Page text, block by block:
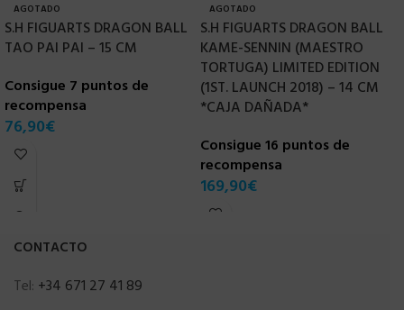
AGOTADO
S.H FIGUARTS DRAGON BALL
TAO PAI PAI – 15 CM
Consigue 7 puntos de
recompensa
76,90€
AGOTADO
S.H FIGUARTS DRAGON BALL
KAME-SENNIN (MAESTRO
TORTUGA) LIMITED EDITION
(1ST. LAUNCH 2018) – 14 CM
*CAJA DAÑADA*
Consigue 16 puntos de
recompensa
169,90€
CONTACTO
Tel: +34 671 27 41 89